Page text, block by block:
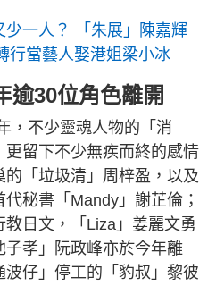
少一人？ 「朱展」陳嘉輝
行當藝人娶港姐梁小冰
逾30位角色離開
，不少靈魂人物的「消
留下不少無疾而終的感情
「垃圾清」周梓盈，以及
秘書「Mandy」謝芷倫；
教日文，「Liza」姜麗文勇
子孝」阮政峰亦於今年離
仔」停工的「豹叔」黎彼